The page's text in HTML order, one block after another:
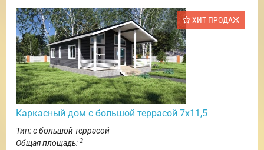
ХИТ ПРОДАЖ
Каркасный дом с большой террасой 7х11,5
Тип: с большой террасой
Общая площадь: 2